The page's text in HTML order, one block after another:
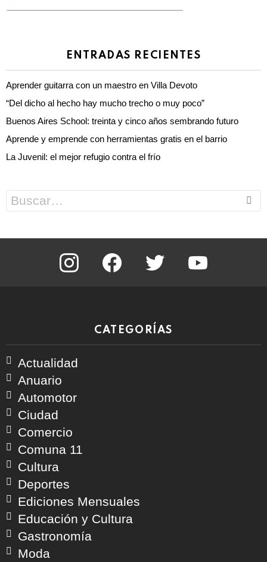
ENTRADAS RECIENTES
Aprender guitarra con un maestro en Villa Devoto
“Del dicho al hecho hay mucho trecho o muy poco”
Buenos Aires School: treinta y cinco años sembrando futuro
Aprende y emprende con herramientas gratis en el barrio
La Juvenil: el mejor refugio contra el frío
for:
instagram facebook twitter
CATEGORÍAS
Actualidad
Anuario
Automotor
Ciudad
Comercio
Comuna 11
Cultura
Deportes
Ediciones Mensuales
Educación y Cultura
Gastronomía
Moda